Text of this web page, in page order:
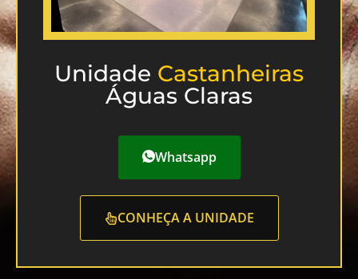
Unidade Castanheiras
Águas Claras
Whatsapp
CONHEÇA A UNIDADE